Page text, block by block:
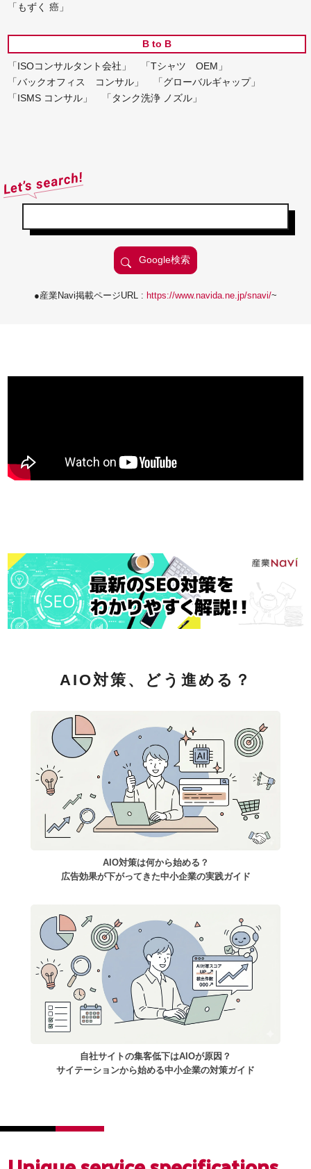
「もずく 癌」
B to B
「ISOコンサルタント会社」
「Tシャツ OEM」
「バックオフィス コンサル」
「グローバルギャップ」
「ISMS コンサル」
「タンク洗浄 ノズル」
●産業Navi掲載ページURL : https://www.navida.ne.jp/snavi/~
AIO対策、どう進める？
AIO対策は何から始める？
広告効果が下がってきた中小企業の実践ガイド
自社サイトの集客低下はAIOが原因？
サイテーションから始める中小企業の対策ガイド